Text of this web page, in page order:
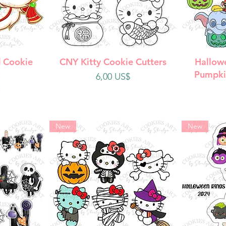
Cookie
Vista rápida
CNY Kitty Cookie Cutters
Precio
6,00 US$
New New